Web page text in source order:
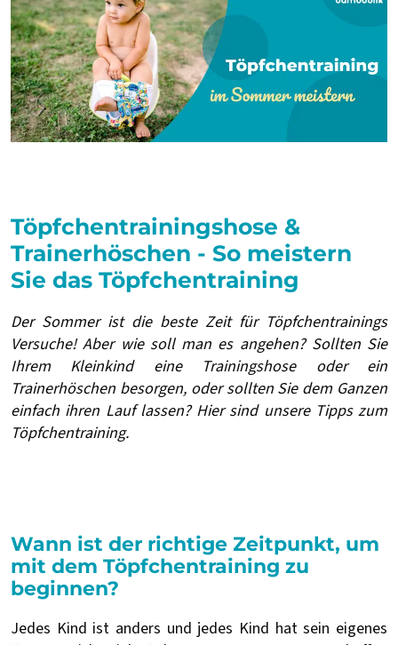
Töpfchentrainingshose &
Trainerhöschen - So meistern
Sie das Töpfchentraining
Der Sommer ist die beste Zeit für Töpfchentrainings
Versuche! Aber wie soll man es angehen? Sollten Sie
Ihrem Kleinkind eine Trainingshose oder ein
Trainerhöschen besorgen, oder sollten Sie dem Ganzen
einfach ihren Lauf lassen? Hier sind unsere Tipps zum
Töpfchentraining.
Wann ist der richtige Zeitpunkt, um
mit dem Töpfchentraining zu
beginnen?
Jedes Kind ist anders und jedes Kind hat sein eigenes